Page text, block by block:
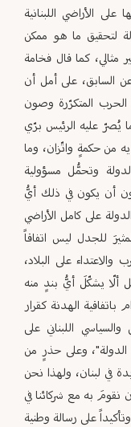
على الأراضي اللبنانية
لتحقيق ما هو ممكن
مثالي، كما قال فخامة
السابق، على أمل أن
المتكرّرة وصون
يُصرّ عليه الرئيس برّي
من حكمةٍ واتّزان، وما
وتحمُّل مسؤولية
دون أن يكون في ذلك أيُّ
على كامل الأراضي
للجدل ليس اتفاقاً
على البلاد،
ألّا يشكّلَ أيُّ بندٍ منه
الهدنة كقرار
اللبناني على
الدولة"، وعلى حذرٍ من
في لبنان، ولهذا نحن
نقومَ به مع شركائنا في
على رسالة وطنية